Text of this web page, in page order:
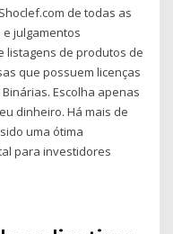
de todas as
julgamentos
listagens de produtos de
que possuem licenças
Escolha apenas
dinheiro. Há mais de
uma ótima
para investidores